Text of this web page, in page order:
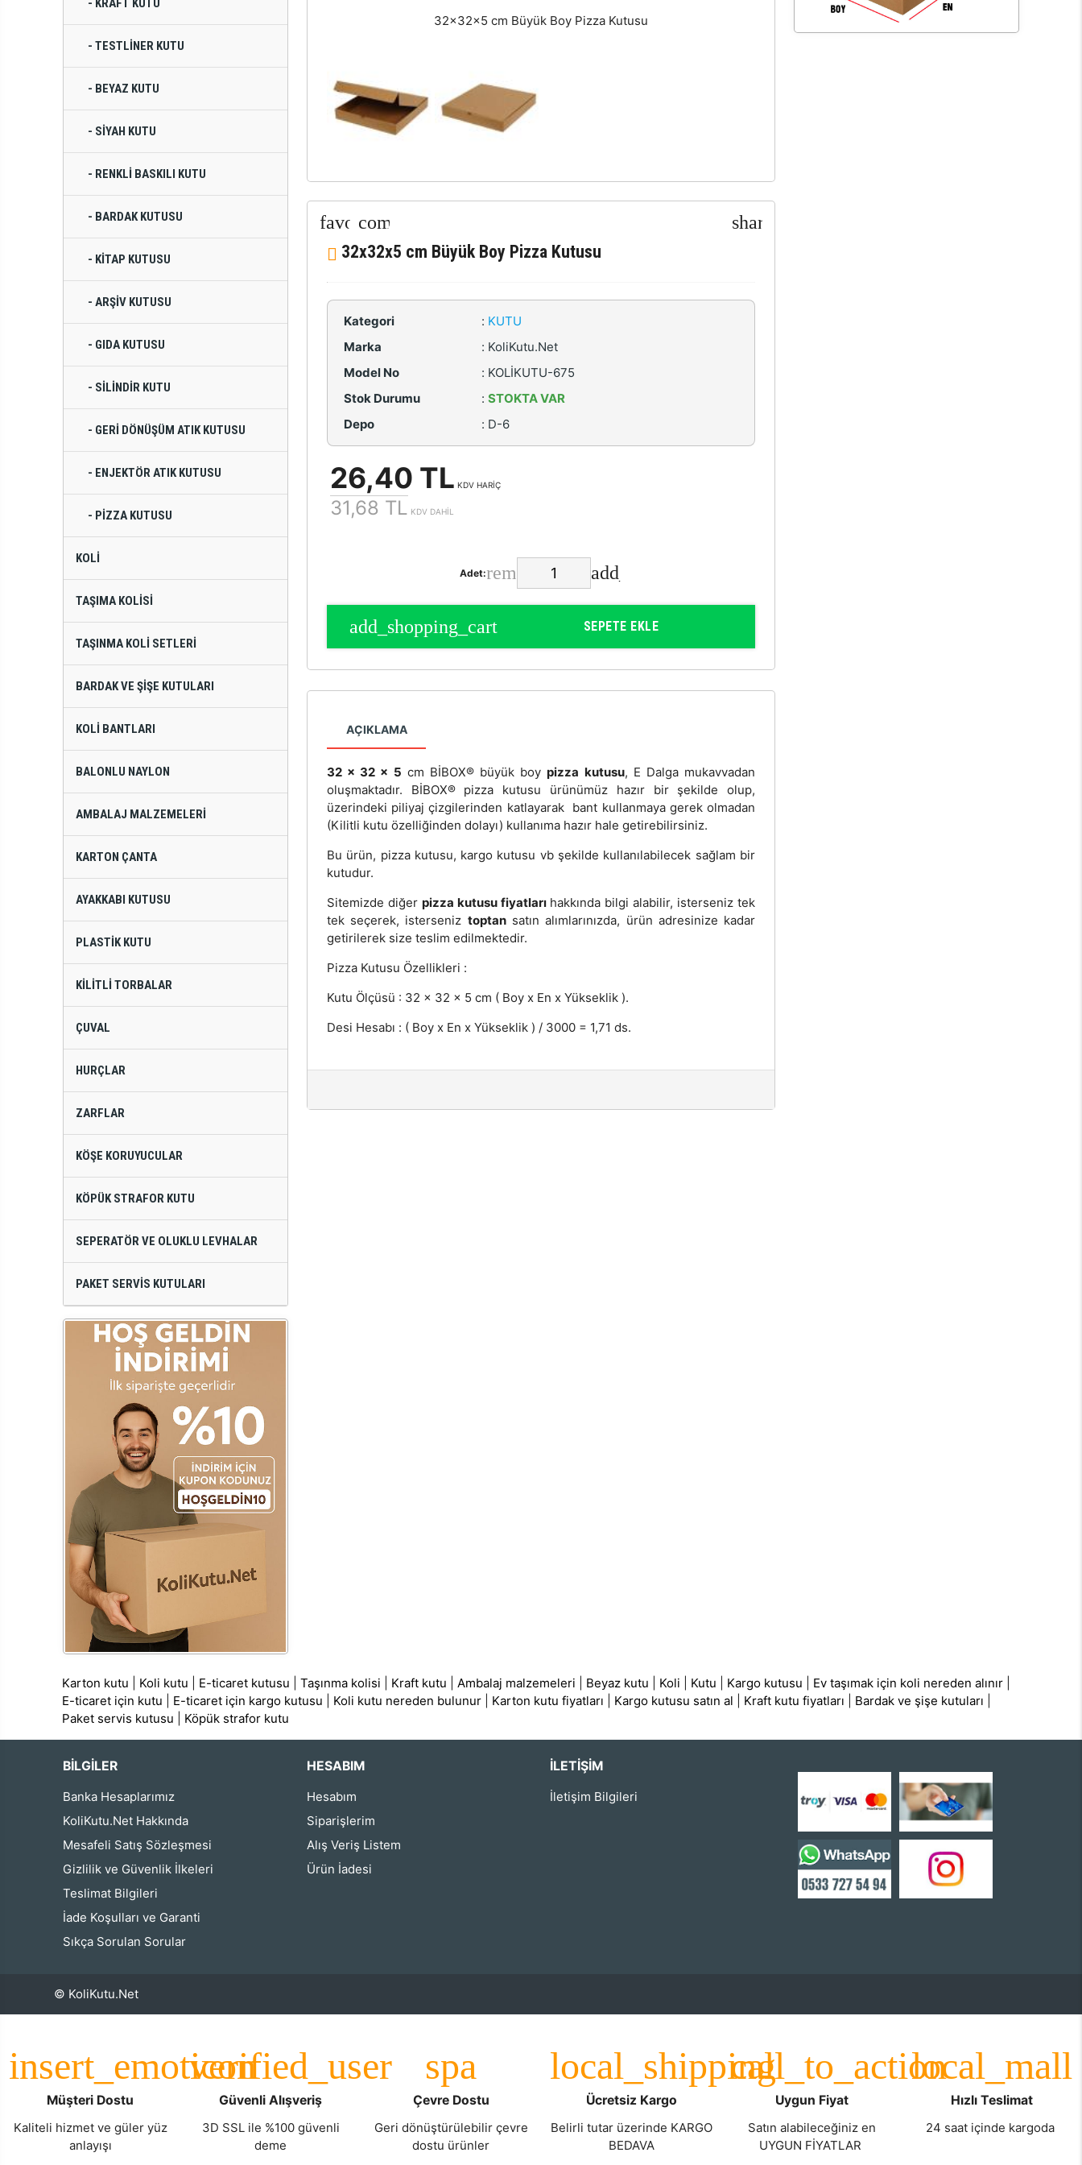
- KRAFT KUTU
- TESTLINER KUTU
- BEYAZ KUTU
- SIYAH KUTU
- RENKLI BASKILI KUTU
- BARDAK KUTUSU
- KITAP KUTUSU
- ARŞIV KUTUSU
- GIDA KUTUSU
- SILINDIR KUTU
- GERI DÖNÜŞÜM ATIK KUTUSU
- ENJEKTÖR ATIK KUTUSU
- PIZZA KUTUSU
KOLI
TAŞIMA KOLISI
TAŞINMA KOLI SETLERI
BARDAK VE ŞIŞE KUTULARI
KOLI BANTLARI
BALONLU NAYLON
AMBALAJ MALZEMELERI
KARTON ÇANTA
AYAKKABI KUTUSU
PLASTIK KUTU
KILITLI TORBALAR
ÇUVAL
HURÇLAR
ZARFLAR
KÖŞE KORUYUCULAR
KÖPÜK STRAFOR KUTU
SEPERATÖR VE OLUKLU LEVHALAR
PAKET SERVIS KUTULARI
32x32x5 cm Büyük Boy Pizza Kutusu
32x32x5 cm Büyük Boy Pizza Kutusu
Kategori : KUTU
Marka
: KoliKutu.Net
Model No
: KOLİKUTU-675
Stok Durumu
: STOKTA VAR
Depo
: D-6
26,40 TL KDV HARİÇ
31,68 TL KDV DAHİL
Adet:
SEPETE EKLE
AÇIKLAMA
32 x 32 x 5 cm BİBOX® büyük boypizza kutusu, E Dalga mukavvadan
oluşmaktadır. BİBOX® pizza kutusu ürünümüz hazır bir şekilde olup,
üzerindeki piliyaj çizgilerinden katlayarak bant kullanmaya gerek olmadan
(Kilitli kutu özelliğinden dolayı) kullanıma hazır hale getirebilirsiniz.
Bu ürün, pizza kutusu, kargo kutusu vb şekilde kullanılabilecek sağlam bir
kutudur.
Sitemizde diğer pizza kutusu fiyatlarıhakkında bilgi alabilir, isterseniz tek
tek seçerek, isterseniz toptansatın alımlarınızda, ürün adresinize kadar
getirilerek size teslim edilmektedir.
Pizza Kutusu Özellikleri :
Kutu Ölçüsü : 32 x 32 x 5 cm ( Boy x En x Yükseklik ).
Desi Hesabı : ( Boy x En x Yükseklik ) / 3000 = 1,71 ds.
Karton kutu Koli kutu E-ticaret kutusu |Taşınma kolisi Kraft kutu |Ambalaj malzemeleri Beyaz kutu Koli Kutu Kargo kutusu Ev taşımak için koli nereden alınır
E-ticaret için kutu
E-ticaret için kargo kutusu Koli kutu nereden bulunur Karton kutu fiyatları Kargo kutusu satın al Kraft kutu fiyatları Bardak ve şişe kutuları
Paket servis kutusu
Köpük strafor kutu
BİLGİLER
Banka Hesaplarımız
KoliKutu.Net Hakkında
Mesafeli Satış Sözleşmesi
Gizlilik ve Güvenlik İlkeleri
Teslimat Bilgileri
İade Koşulları ve Garanti
Sıkça Sorulan Sorular
HESABIM
Hesabım
Siparişlerim
Alış Veriş Listem
Ürün İadesi
İLETIŞIM
İletişim Bilgileri
© KoliKutu.Net
Müşteri Dostu
Kaliteli hizmet ve güler yüz
anlayışı
Güvenli Alışveriş
3D SSL ile %100 güvenli
deme
Çevre Dostu
Geri dönüştürülebilir çevre
dostu ürünler
Ücretsiz Kargo
Belirli tutar üzerinde KARGO
BEDAVA
Uygun Fiyat
Satın alabileceğiniz en
UYGUN FİYATLAR
Hızlı Teslimat
24 saat içinde kargoda